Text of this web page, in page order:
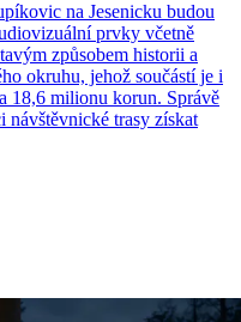
na Jesenicku budou
prvky včetně
způsobem historii a
okruhu, jehož součástí je i
18,6 milionu korun. Správě
návštěvnické trasy získat